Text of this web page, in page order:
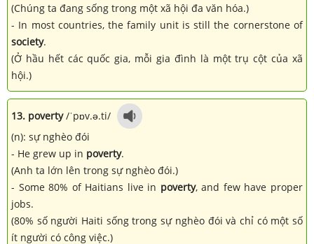
(Chúng ta đang sống trong một xã hội đa văn hóa.)
- In most countries, the family unit is still the cornerstone of
society.
(Ở hầu hết các quốc gia, mỗi gia đình là một trụ cột của xã
hội.)
13. poverty/ˈpɒv.ə.ti/
(n): sự nghèo đói
- He grew up in poverty.
(Anh ta lớn lên trong sự nghèo đói.)
- Some 80% of Haitians live in poverty, and few have proper
jobs.
(80% số người Haiti sống trong sự nghèo đói và chỉ có một số
ít người có công việc.)